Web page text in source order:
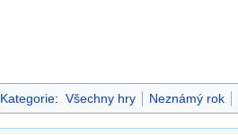
Kategorie: Všechny hry Neznámý rok